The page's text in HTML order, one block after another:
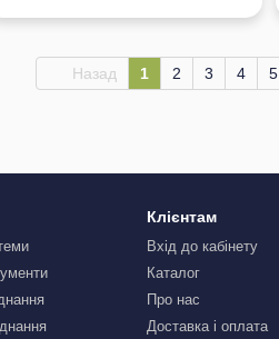
Назад 1 2 3 4 5
Клієнтам
Вхід до кабінету
Каталог
Про нас
Доставка і оплата